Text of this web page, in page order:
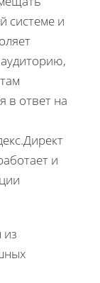
системе и
в ответ на
и
из